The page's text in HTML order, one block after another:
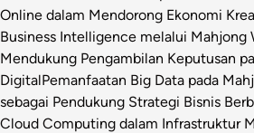
Online dalam Mendorong Ekonomi
Business Intelligence melalui Mahjong
Mendukung Pengambilan Keputusan
DigitalPemanfaatan Big Data pada
sebagai Pendukung Strategi Bisnis
Cloud Computing dalam Infrastruktur